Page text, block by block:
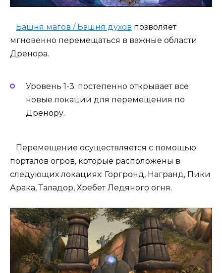
Башня магов / Башня духов позволяет
мгновенно перемещаться в важные области
Дренора.
Уровень 1-3: постепенно открывает все
новые локации для перемещения по
Дренору.
Перемещение осуществляется с помощью
порталов огров, которые расположены в
следующих локациях: Горгронд, Награнд, Пики
Арака, Таладор, Хребет Ледяного огня.